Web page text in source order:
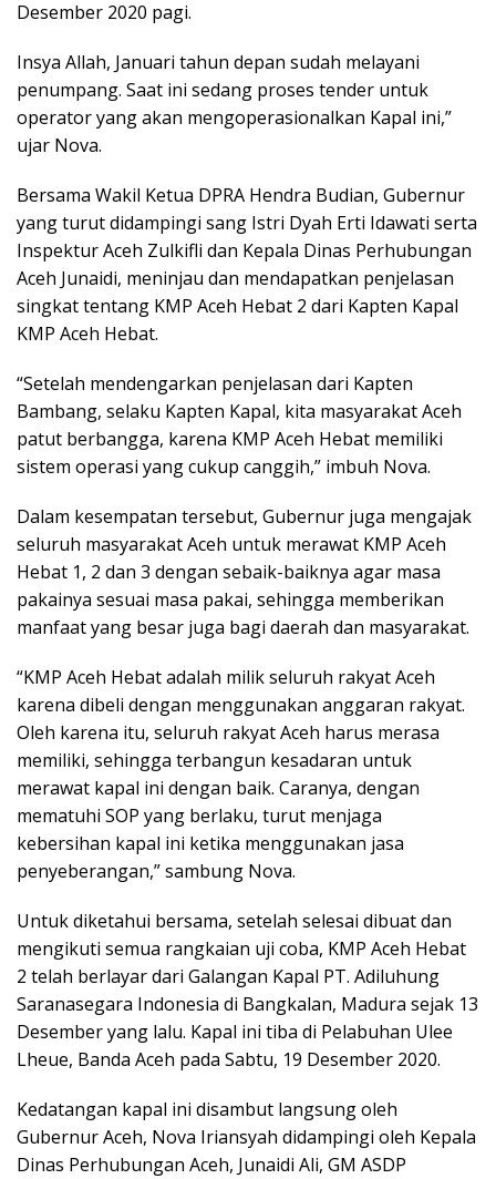
Desember 2020 pagi.
Insya Allah, Januari tahun depan sudah melayani
penumpang. Saat ini sedang proses tender untuk
operator yang akan mengoperasionalkan Kapal ini,”
ujar Nova.
Bersama Wakil Ketua DPRA Hendra Budian, Gubernur
yang turut didampingi sang Istri Dyah Erti Idawati serta
Inspektur Aceh Zulkifli dan Kepala Dinas Perhubungan
Aceh Junaidi, meninjau dan mendapatkan penjelasan
singkat tentang KMP Aceh Hebat 2 dari Kapten Kapal
KMP Aceh Hebat.
“Setelah mendengarkan penjelasan dari Kapten
Bambang, selaku Kapten Kapal, kita masyarakat Aceh
patut berbangga, karena KMP Aceh Hebat memiliki
sistem operasi yang cukup canggih,” imbuh Nova.
Dalam kesempatan tersebut, Gubernur juga mengajak
seluruh masyarakat Aceh untuk merawat KMP Aceh
Hebat 1, 2 dan 3 dengan sebaik-baiknya agar masa
pakainya sesuai masa pakai, sehingga memberikan
manfaat yang besar juga bagi daerah dan masyarakat.
“KMP Aceh Hebat adalah milik seluruh rakyat Aceh
karena dibeli dengan menggunakan anggaran rakyat.
Oleh karena itu, seluruh rakyat Aceh harus merasa
memiliki, sehingga terbangun kesadaran untuk
merawat kapal ini dengan baik. Caranya, dengan
mematuhi SOP yang berlaku, turut menjaga
kebersihan kapal ini ketika menggunakan jasa
penyeberangan,” sambung Nova.
Untuk diketahui bersama, setelah selesai dibuat dan
mengikuti semua rangkaian uji coba, KMP Aceh Hebat
2 telah berlayar dari Galangan Kapal PT. Adiluhung
Saranasegara Indonesia di Bangkalan, Madura sejak 13
Desember yang lalu. Kapal ini tiba di Pelabuhan Ulee
Lheue, Banda Aceh pada Sabtu, 19 Desember 2020.
Kedatangan kapal ini disambut langsung oleh
Gubernur Aceh, Nova Iriansyah didampingi oleh Kepala
Dinas Perhubungan Aceh, Junaidi Ali, GM ASDP